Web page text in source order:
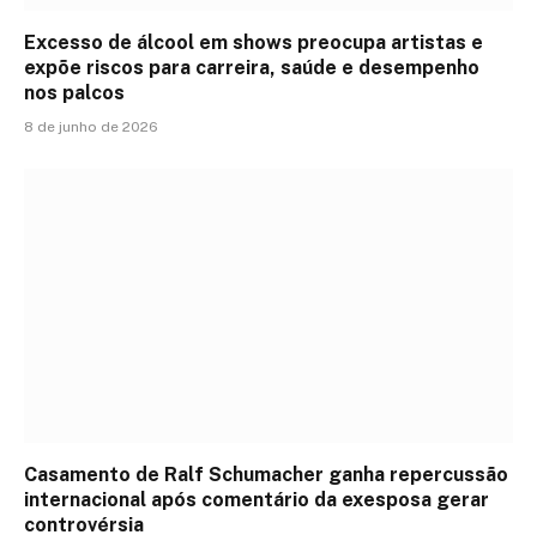
Excesso de álcool em shows preocupa artistas e
expõe riscos para carreira, saúde e desempenho
nos palcos
8 de junho de 2026
Casamento de Ralf Schumacher ganha repercussão
internacional após comentário da exesposa gerar
controvérsia